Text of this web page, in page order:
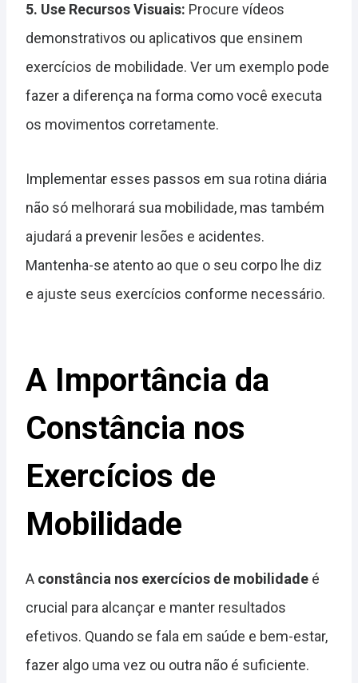
5. Use Recursos Visuais: Procure vídeos
demonstrativos ou aplicativos que ensinem
exercícios de mobilidade. Ver um exemplo pode
fazer a diferença na forma como você executa
os movimentos corretamente.
Implementar esses passos em sua rotina diária
não só melhorará sua mobilidade, mas também
ajudará a prevenir lesões e acidentes.
Mantenha-se atento ao que o seu corpo lhe diz
e ajuste seus exercícios conforme necessário.
A Importância da
Constância nos
Exercícios de
Mobilidade
A constância nos exercícios de mobilidade é
crucial para alcançar e manter resultados
efetivos. Quando se fala em saúde e bem-estar,
fazer algo uma vez ou outra não é suficiente.